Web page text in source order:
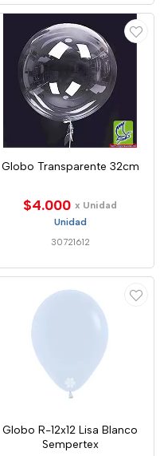
Globo Transparente 32cm
$4.000 x Unidad
Unidad
30721612
Globo R-12x12 Lisa Blanco
Sempertex